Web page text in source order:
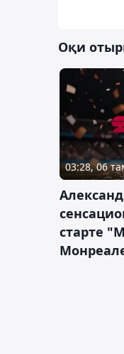
Оқи
03:28, 06
старте